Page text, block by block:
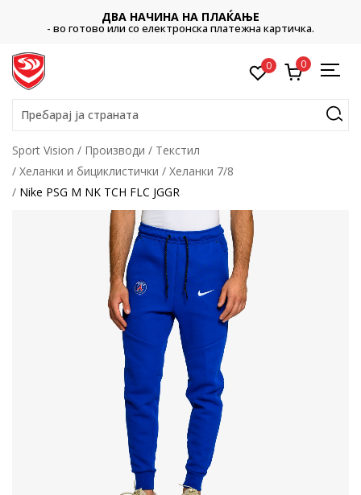
ДВА НАЧИНА НА ПЛАЌАЊЕ
- во готово или со електронска платежна картичка.
0 0
Пребарај ја страната
Sport Vision Производи
Текстил
Хеланки и бициклистички
Хеланки 7/8
Nike PSG M NK TCH FLC JGGR